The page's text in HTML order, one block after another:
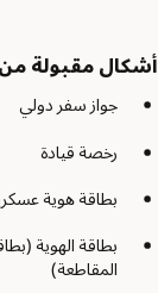
أشكال مقبولة
جواز سفر دولي
رخصة قيادة
بطاقة هوية
بطاقة الهوية
المقاطعة)